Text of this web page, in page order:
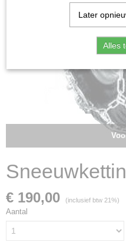
€ 190,00 (inclusief btw 21%)
Aantal
Later
Alles